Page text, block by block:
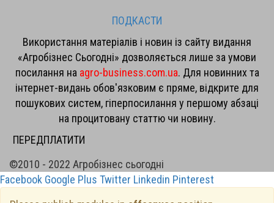
ПОДКАСТИ
Використання матеріалів і новин із сайту видання
«Агробізнес Сьогодні» дозволяється лише за умови
посилання на agro-business.com.ua. Для новинних та
інтернет-видань обов'язковим є пряме, відкрите для
пошукових систем, гіперпосилання у першому абзаці
на процитовану статтю чи новину.
ПЕРЕДПЛАТИТИ
©2010 - 2022 Агробізнес сьогодні
Facebook Google Plus Twitter Linkedin Pinterest